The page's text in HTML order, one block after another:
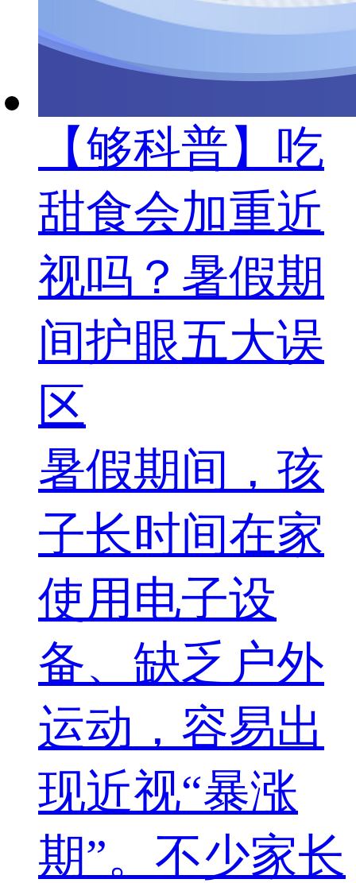
【够科普】吃
甜食会加重近
视吗？暑假期
间护眼五大误
区
暑假期间，孩
子长时间在家
使用电子设
备、缺乏户外
运动，容易出
现近视“暴涨
期”。不少家长